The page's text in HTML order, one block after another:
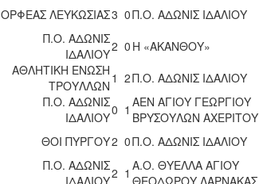
ΟΡΦΕΑΣ ΛΕΥΚΩΣΙΑΣ3 0Π.Ο. ΑΔΩΝΙΣ ΙΔΑΛΙΟΥ
Π.Ο. ΑΔΩΝΙΣ
ΙΔΑΛΙΟΥ2 0 Η «ΑΚΑΝΘΟΥ»
ΑΘΛΗΤΙΚΗ ΕΝΩΣΗ
ΤΡΟΥΛΛΩΝ 1 2Π.Ο. ΑΔΩΝΙΣ ΙΔΑΛΙΟΥ
Π.Ο. ΑΔΩΝΙΣ
ΙΔΑΛΙΟΥ0 1 ΑΕΝ ΑΓΙΟΥ ΓΕΩΡΓΙΟΥ
ΒΡΥΣΟΥΛΩΝ ΑΧΕΡΙΤΟΥ
ΘΟΙ ΠΥΡΓΟΥ2 0Π.Ο. ΑΔΩΝΙΣ ΙΔΑΛΙΟΥ
Π.Ο. ΑΔΩΝΙΣ2 1 Α.Ο. ΘΥΕΛΛΑ ΑΓΙΟΥ